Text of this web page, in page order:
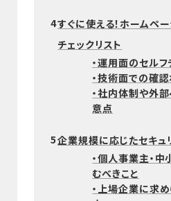
4すぐに使える！ホームペ
チェックリスト
・運用面のセル
・技術面での確
・社内体制や外
意点
5企業規模に応じたセキュ
・個人事業主・
むべきこと
・上場企業に求